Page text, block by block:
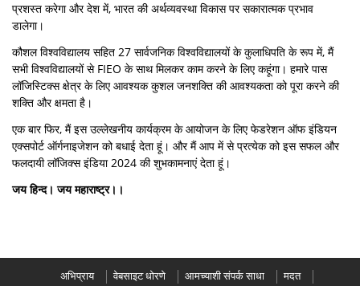
प्रशस्त करेगा और देश में, भारत की अर्थव्यवस्था विकास पर सकारात्मक प्रभाव
डालेगा।
कौशल विश्वविद्यालय सहित 27 सार्वजनिक विश्वविद्यालयों के कुलाधिपति के रूप में, मैं
सभी विश्वविद्यालयों से FIEO के साथ मिलकर काम करने के लिए कहूंगा। हमारे पास
लॉजिस्टिक्स क्षेत्र के लिए आवश्यक कुशल जनशक्ति की आवश्यकता को पूरा करने की
शक्ति और क्षमता है।
एक बार फिर, मैं इस उल्लेखनीय कार्यक्रम के आयोजन के लिए फेडरेशन ऑफ इंडियन
एक्सपोर्ट ऑर्गनाइजेशन को बधाई देता हूं। और मैं आप में से प्रत्येक को इस सफल और
फलदायी लॉजिक्स इंडिया 2024 की शुभकामनाएं देता हूं।
जय हिन्द। जय महाराष्ट्र।।
अभिप्राय वेबसाइट धोरणे आमच्याशी संपर्क साधा
मदत